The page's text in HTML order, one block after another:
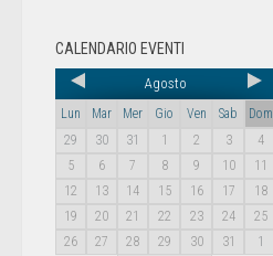
CALENDARIO EVENTI
Agosto
Lun Mar Mer Gio Ven Sab
Dom
29
30 31 1 2 3
4
5
6 7 8 9 10
11
12
13 14 15 16 17
18
19
20 21 22 23 24
25
26
27 28 29 30 31 1